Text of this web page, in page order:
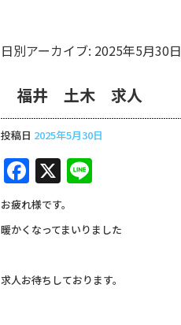
日別アーカイブ: 2025年5月30日
福井 土木 求人
投稿日 2025年5月30日
F
a
c
e
b
o
X
e
お疲れ様です。
暖かくなってまいりました
求人お待ちしております。